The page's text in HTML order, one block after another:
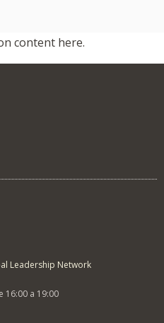
content here.
Leadership Network
16:00 a 19:00